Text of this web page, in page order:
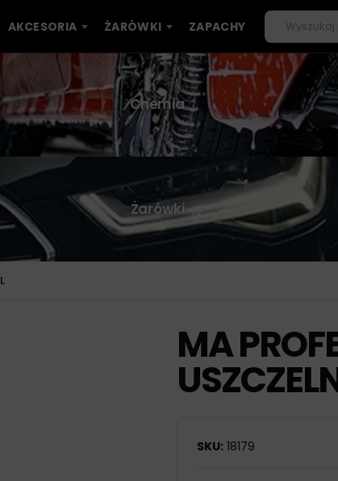
AKCESORIA ŻARÓWKI ZAPACHY
Chemia
Żarówki
MA
SKU: 18179